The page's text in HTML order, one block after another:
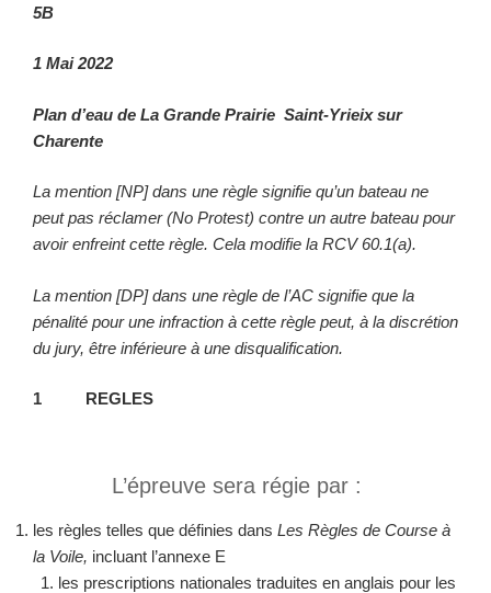
5B
1 Mai 2022
Plan d’eau de La Grande Prairie Saint-Yrieix sur
Charente
La mention [NP] dans une règle signifie qu’un bateau ne
peut pas réclamer (No Protest) contre un autre bateau pour
avoir enfreint cette règle. Cela modifie la RCV 60.1(a).
La mention [DP] dans une règle de l’AC signifie que la
pénalité pour une infraction à cette règle peut, à la discrétion
du jury, être inférieure à une disqualification.
1 REGLES
L’épreuve sera régie par :
les règles telles que définies dans Les Règles de Course à
la Voile, incluant l’annexe E
les prescriptions nationales traduites en anglais pour les